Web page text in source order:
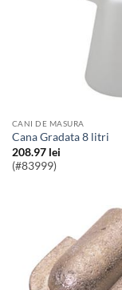
CANI DE MASURA
Cana Gradata 8 litri
208.97 lei
(#83999)